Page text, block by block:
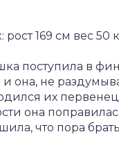
169 см вес 50
поступила в
она, не
их
она
что пора